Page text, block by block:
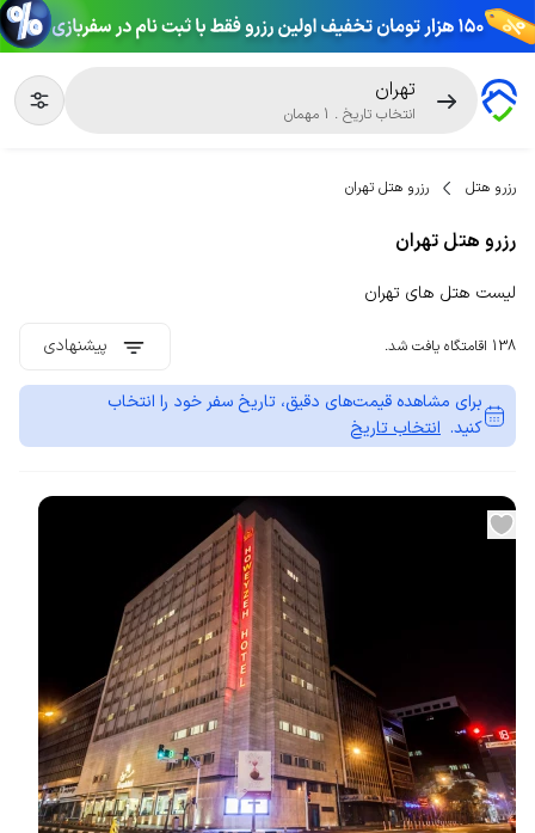
تهران
انتخاب تاریخ .
1 مهمان
رزرو هتل رزرو هتل تهران
رزرو هتل تهران
لیست هتل های تهران
138 اقامتگاه یافت شد. پیشنهادی
برای مشاهده قیمت‌های دقیق، تاریخ سفر خود را انتخاب
کنید. انتخاب تاریخ